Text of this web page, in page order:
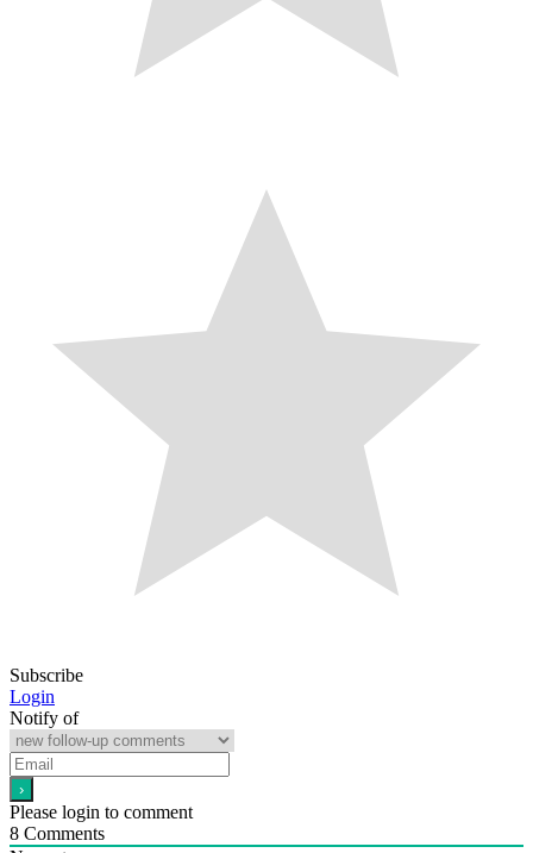
Subscribe
Login
Notify of
Please login to comment
8 Comments